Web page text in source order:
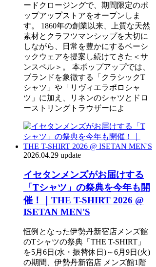
ードクロージングで、期間限定のポ
ップアップストアをオープンしま
す。 1860年の創業以来、上質な天然
素材とクラフツマンシップを大切に
しながら、日常を豊かにするベーシ
ックウェアを提案し続けてきた＜サ
ンスペル＞。 本ポップアップでは、
ブランドを象徴する「クラシックT
シャツ」や「リヴィエラポロシャ
ツ」に加え、リネンのシャツとドロ
ーストリングトラウザーによ
2026.04.29 update
イセタンメンズがお届けする
「Tシャツ」の祭典を今年も開
催！｜THE T-SHIRT 2026 @
ISETAN MEN'S
恒例となった伊勢丹新宿店メンズ館
のTシャツの祭典「THE T-SHIRT」
を5月6日(水・振替休日)～6月9日(火)
の期間、伊勢丹新宿店 メンズ館1階